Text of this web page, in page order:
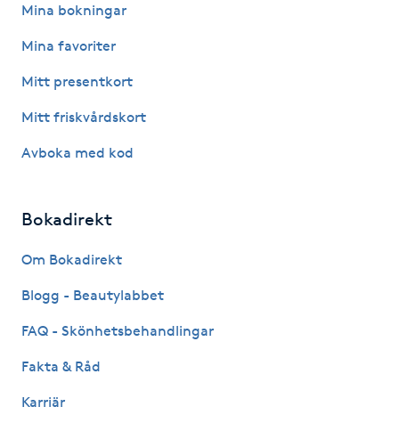
Hatha Yoga
Healing
HIFU
Hollywood Peel
Hot yoga
Mina bokningar
Mina favoriter
Mitt presentkort
Mitt friskvårdskort
Avboka med kod
Bokadirekt
Om Bokadirekt
Blogg - Beautylabbet
FAQ - Skönhetsbehandlingar
Fakta & Råd
Karriär